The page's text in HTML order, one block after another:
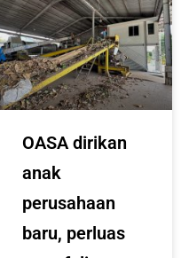
OASA dirikan
anak
perusahaan
baru, perluas